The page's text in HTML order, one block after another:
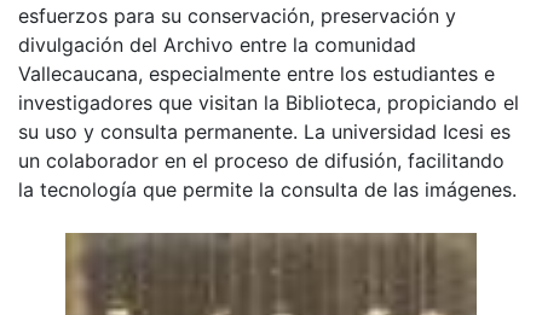
esfuerzos para su conservación, preservación y
divulgación del Archivo entre la comunidad
Vallecaucana, especialmente entre los estudiantes e
investigadores que visitan la Biblioteca, propiciando el
su uso y consulta permanente. La universidad Icesi es
un colaborador en el proceso de difusión, facilitando
la tecnología que permite la consulta de las imágenes.